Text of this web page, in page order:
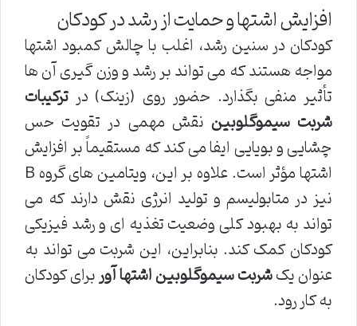
افزایش اشتها و حمایت از رشد در کودکان
کودکان در سنین رشد، اغلب با چالش کمبود اشتها
مواجه هستند که می تواند بر رشد و وزن گیری آن ها
تأثیر منفی بگذارد. حضور روی (زینک) در ترکیبات
شربت سیموگلوبین نقش مهمی در تقویت حس
چشایی و بویایی ایفا می کند که مستقیماً بر افزایش
اشتها مؤثر است. علاوه بر این، ویتامین های گروه B
نیز در متابولیسم و تولید انرژی نقش دارند که می
تواند به بهبود کلی وضعیت تغذیه ای و رشد فیزیکی
کودکان کمک کند. بنابراین، این شربت می تواند به
عنوان یکشربت سیموگلوبین اشتها آوربرای کودکان
به کار رود.